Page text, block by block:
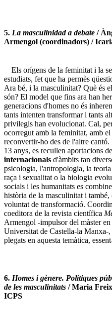
5. La masculinidad a debate /
Armengol (coordinadors) /
Els orígens de la feminitat i la
estudiats, fet que ha permès
Ara bé, i la masculinitat? Què és
són? El model que fins ara han
generacions d'homes no és
tants intenten transformar i tants
privilegis han evolucionat. Cal,
ocorregut amb la feminitat, amb
reconvertir-ho des de l'altre
13 anys, es recullen aportacions
internacionals d'àmbits tan
psicologia, l'antropologia, la
raça i sexualitat o la biologia
socials i les humanitats es
història de la masculinitat i
voluntat de transformació.
coeditora de la revista científica
Armengol -impulsor del màster
Universitat de Castella-la Manxa-
plegats en aquesta temàtica,
6. Homes i gènere. Polítiques
de les masculinitats / Maria
ICPS